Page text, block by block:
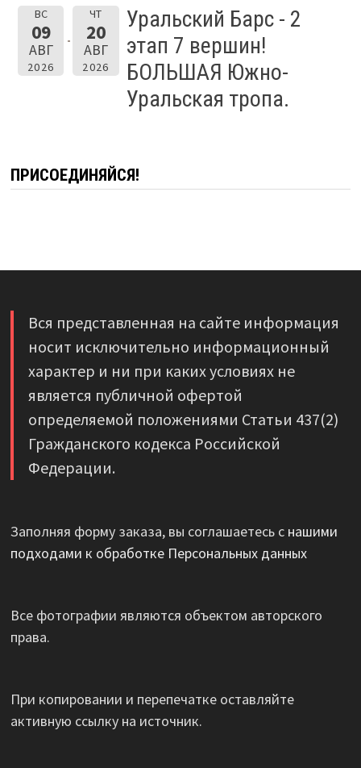
ВС
09
АВГ
2026
ЧТ
20
АВГ
2026
Уральский Барс - 2
этап 7 вершин!
БОЛЬШАЯ Южно-
Уральская тропа.
ПРИСОЕДИНЯЙСЯ!
Вся представленная на сайте информация
носит исключительно информационный
характер и ни при каких условиях не
является публичной офертой
определяемой положениями Статьи 437(2)
Гражданского кодекса Российской
Федерации.
Заполняя форму заказа, вы соглашаетесь с нашими
подходами к обработке Персональных данных
Все фотографии являются объектом авторского
права.
При копировании и перепечатке оставляйте
активную ссылку на источник.